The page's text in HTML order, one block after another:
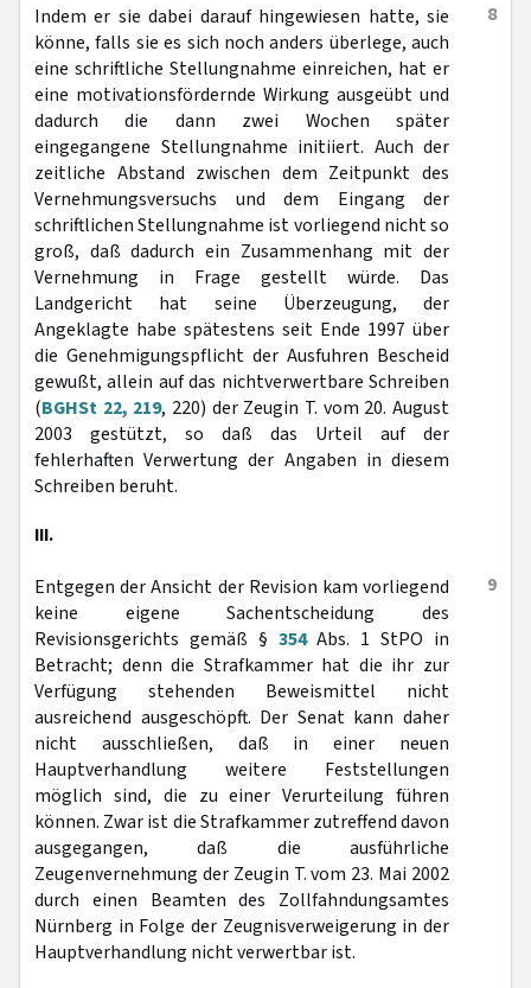
8
Indem er sie dabei darauf hingewiesen hatte, sie
könne, falls sie es sich noch anders überlege, auch
eine schriftliche Stellungnahme einreichen, hat er
eine motivationsfördernde Wirkung ausgeübt und
dadurch die dann zwei Wochen später
eingegangene Stellungnahme initiiert. Auch der
zeitliche Abstand zwischen dem Zeitpunkt des
Vernehmungsversuchs und dem Eingang der
schriftlichen Stellungnahme ist vorliegend nicht so
groß, daß dadurch ein Zusammenhang mit der
Vernehmung in Frage gestellt würde. Das
Landgericht hat seine Überzeugung, der
Angeklagte habe spätestens seit Ende 1997 über
die Genehmigungspflicht der Ausfuhren Bescheid
gewußt, allein auf das nichtverwertbare Schreiben
(BGHSt 22, 219, 220) der Zeugin T. vom 20. August
2003 gestützt, so daß das Urteil auf der
fehlerhaften Verwertung der Angaben in diesem
Schreiben beruht.
III.
9
Entgegen der Ansicht der Revision kam vorliegend
keine eigene Sachentscheidung des
Revisionsgerichts gemäß § 354Abs. 1 StPO in
Betracht; denn die Strafkammer hat die ihr zur
Verfügung stehenden Beweismittel nicht
ausreichend ausgeschöpft. Der Senat kann daher
nicht ausschließen, daß in einer neuen
Hauptverhandlung weitere Feststellungen
möglich sind, die zu einer Verurteilung führen
können. Zwar ist die Strafkammer zutreffend davon
ausgegangen, daß die ausführliche
Zeugenvernehmung der Zeugin T. vom 23. Mai 2002
durch einen Beamten des Zollfahndungsamtes
Nürnberg in Folge der Zeugnisverweigerung in der
Hauptverhandlung nicht verwertbar ist.